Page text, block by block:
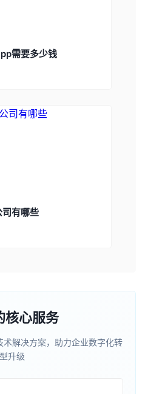
需要多少钱
有哪些
核心服务
解决方案，助力企业数字化转
型升级